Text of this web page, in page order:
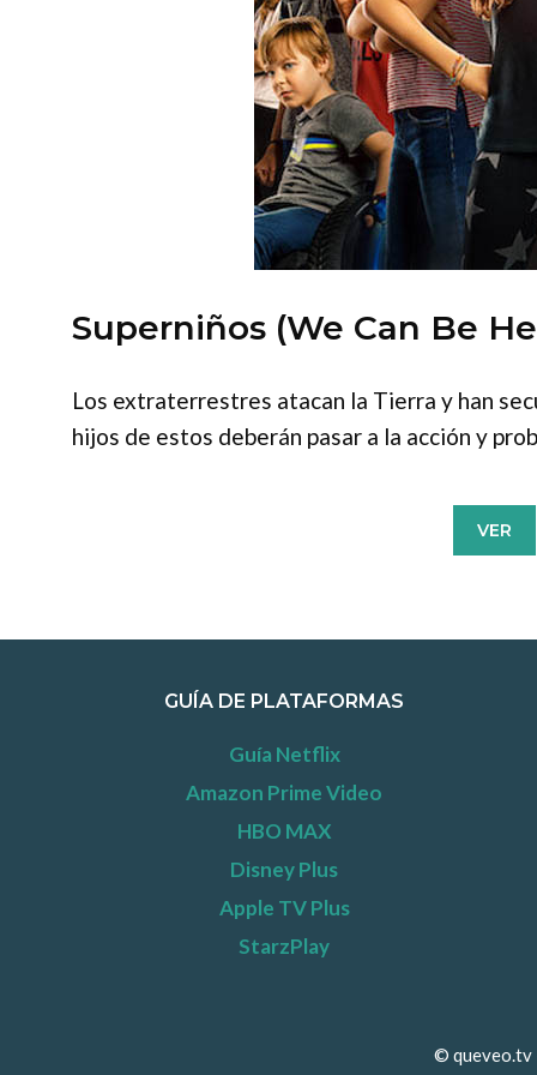
Superniños (We Can Be
Los extraterrestres atacan la Tierra y han
hijos de estos deberán pasar a la acción y
VER
GUÍA DE PLATAFORMAS
Guía Netflix
Amazon Prime Video
HBO MAX
Disney Plus
Apple TV Plus
StarzPlay
© queveo.tv